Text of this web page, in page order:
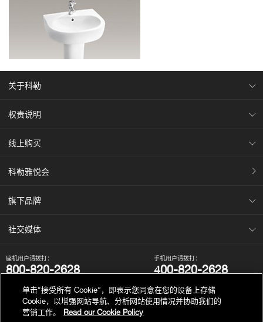
CANDIDE® 凯迪 柱式台盆
关于科勒
权责说明
线上购买
科勒雅悦会
旗下品牌
社交媒体
座机用户请拨打：
800-820-2628
手机用户请拨打：
400-820-2628
我们的电话服务时间为：
周一至周日，上午8点至晚上10点（法定节假日除外）。
单击“接受所有 Cookie”，即表示您同意在您的设备上存储
Cookie，以增强网站导航、分析网站使用情况并协助我们的
营销工作。
Read our Cookie Policy